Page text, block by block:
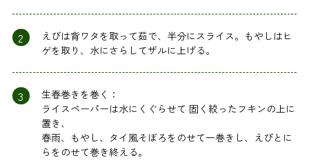
2
えびは背ワタを取って茹で、半分にスライス。もやしはヒ
ゲを取り、水にさらしてザルに上げる。
3
生春巻きを巻く：
ライスペーパーは水にくぐらせて 固く絞ったフキンの上に
置き、
春雨、もやし、タイ風そぼろをのせて一巻きし、えびとに
らをのせて巻き終える。